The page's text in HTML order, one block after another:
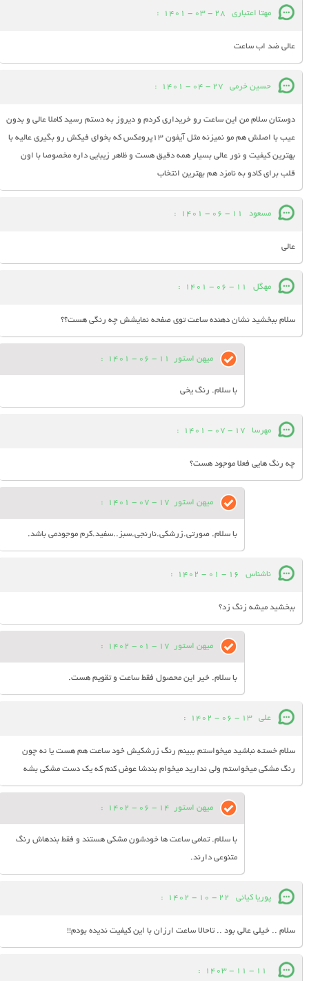
مهتا اعتباری 28 - 03 - 1401
:
عالی ضد اب ساعت
حسین خرمی 27 - 04 - 1401
:
دوستان سلام من این ساعت رو خریداری کردم و دیروز به دستم رسید کاملا عالی و بدون
عیب با اصلش هم مو نمیزنه مثل آیفون ۱۳پرومکس که بخوای فیکش رو بگیری عالیه با
بهترین کیفیت و نور عالی بسیار همه دقیق هست و ظاهر زیبایی داره مخصوصا با اون
قلب برای کادو به نامزد هم بهترین انتخاب
مسعود 11 - 06 - 1401
:
عالی
مهگل 11 - 06 - 1401
:
سلام ببخشید نشان دهنده ساعت توی صفحه نمایشش چه رنگی هست؟؟
میهن استور 11 - 06 - 1401
:
با سلام. رنگ یخی
مهرسا 17 - 07 - 1401
:
چه رنگ هایی فعلا موجود هست؟
میهن استور 17 - 07 - 1401
:
با سلام. صورتی.زرشکی.نارنجی.سبز..سفید.کرم موجودمی باشد.
ناشناس 16 - 01 - 1402
:
ببخشید میشه زنگ زد؟
میهن استور 17 - 01 - 1402
:
با سلام. خیر این محصول فقط ساعت و تقویم هست.
علی 13 - 06 - 1402
:
سلام خسته نباشید میخواستم ببینم رنگ زرشکیش خود ساعت هم هست یا نه چون
رنگ مشکی میخواستم ولی ندارید میخوام بندشا عوض کنم که یک دست مشکی بشه
میهن استور 14 - 06 - 1402
:
با سلام. تمامی ساعت ها خودشون مشکی هستند و فقط بندهاش رنگ
متنوعی دارند.
پوریا کیائی 22 - 10 - 1402
:
سلام .. خیلی عالی بود .. تاحالا ساعت ارزان با این کیفیت ندیده بودم!!
11 - 11 - 1403
: